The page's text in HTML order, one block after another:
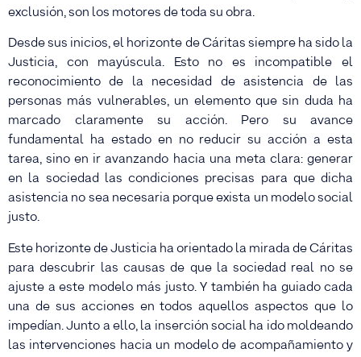
exclusión, son los motores de toda su obra.
Desde sus inicios, el horizonte de Cáritas siempre ha sido la
Justicia, con mayúscula. Esto no es incompatible el
reconocimiento de la necesidad de asistencia de las
personas más vulnerables, un elemento que sin duda ha
marcado claramente su acción. Pero su avance
fundamental ha estado en no reducir su acción a esta
tarea, sino en ir avanzando hacia una meta clara: generar
en la sociedad las condiciones precisas para que dicha
asistencia no sea necesaria porque exista un modelo social
justo.
Este horizonte de Justicia ha orientado la mirada de Cáritas
para descubrir las causas de que la sociedad real no se
ajuste a este modelo más justo. Y también ha guiado cada
una de sus acciones en todos aquellos aspectos que lo
impedían. Junto a ello, la inserción social ha ido moldeando
las intervenciones hacia un modelo de acompañamiento y